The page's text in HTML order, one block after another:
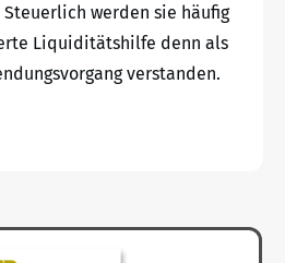
werden sie häufig
Liquiditätshilfe denn als
verstanden.